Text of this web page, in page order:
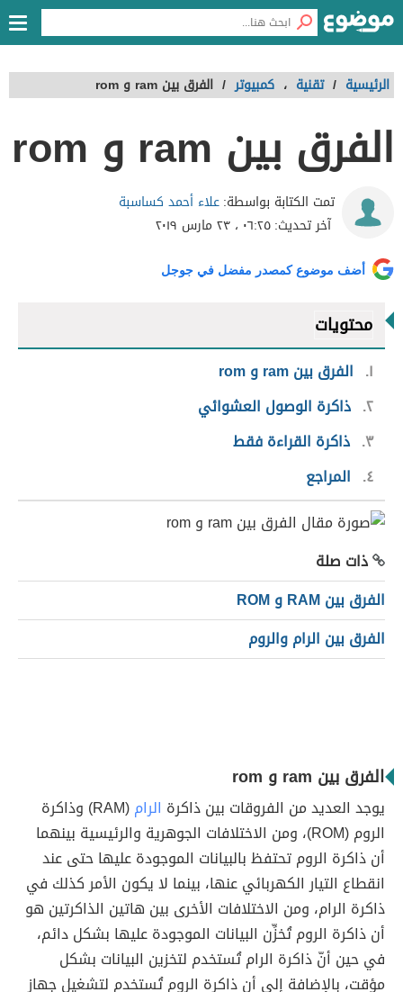
الرئيسية / تقنية ، كمبيوتر / الفرق بين ram و rom
الفرق بين ram و rom
تمت الكتابة بواسطة:علاء أحمد كساسبة
آخر تحديث:٠٦:٢٥ ، ٢٣ مارس ٢٠١٩
أضف موضوع كمصدر مفضل في جوجل
محتويات
١
الفرق بين ram و rom
٢ ذاكرة الوصول العشوائي
٣ ذاكرة القراءة فقط
٤
المراجع
ذات صلة
الفرق بين RAM و ROM
الفرق بين الرام والروم
الفرق بين ram و rom
يوجد العديد من الفروقات بين ذاكرة الرام
(RAM) وذاكرة
الروم (ROM)، ومن الاختلافات الجوهرية والرئيسية بينهما
أن ذاكرة الروم تحتفظ بالبيانات الموجودة عليها حتى عند
انقطاع التيار الكهربائي عنها، بينما لا يكون الأمر كذلك في
ذاكرة الرام، ومن الاختلافات الأخرى بين هاتين الذاكرتين هو
أن ذاكرة الروم تُخزِّن البيانات الموجودة عليها بشكل دائم،
في حين أنّ ذاكرة الرام تُستخدم لتخزين البيانات بشكل
مؤقت، بالإضافة إلى أن ذاكرة الروم تُستخدم لتشغيل جهاز